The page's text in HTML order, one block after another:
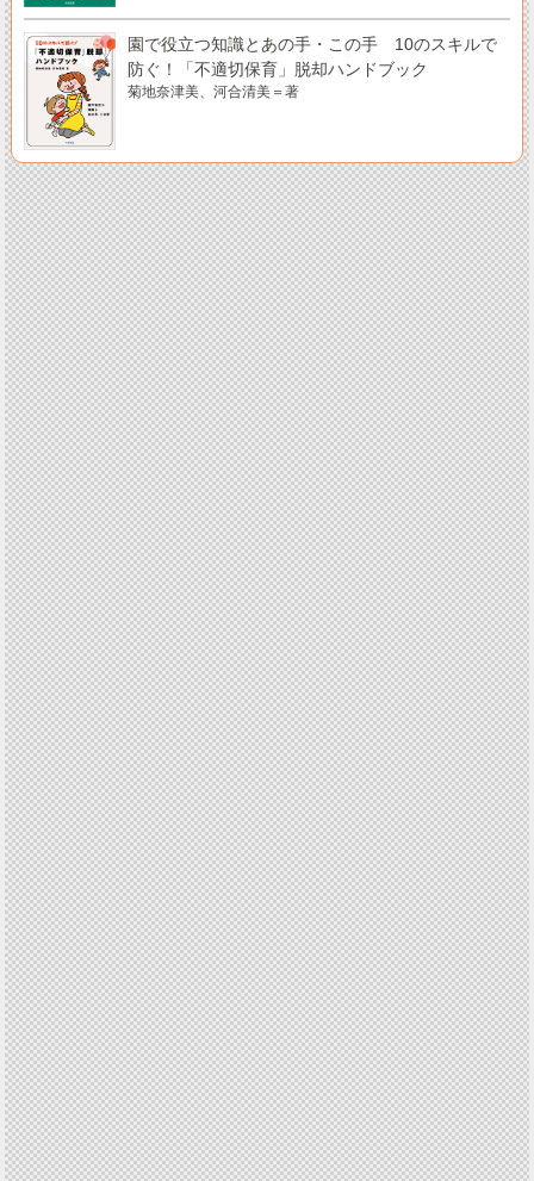
園で役立つ知識とあの手・この手 10のスキルで
防ぐ！「不適切保育」脱却ハンドブック
菊地奈津美、河合清美＝著